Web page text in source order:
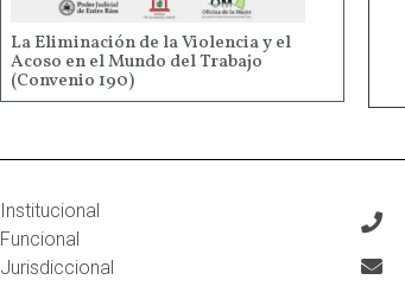
La Eliminación de la Violencia y el
Acoso en el Mundo del Trabajo
(Convenio 190)
Institucional
Funcional
Jurisdiccional